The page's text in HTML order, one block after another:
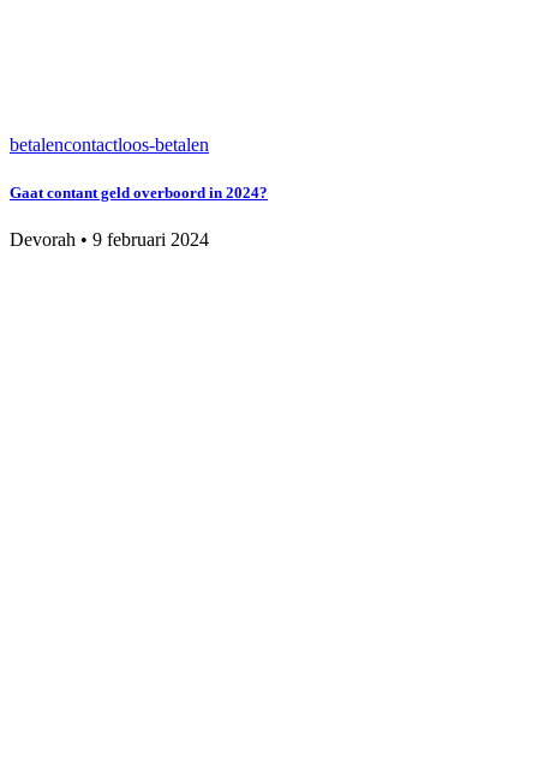
betalencontactloos-betalen
Gaat contant geld overboord in 2024?
Devorah • 9 februari 2024